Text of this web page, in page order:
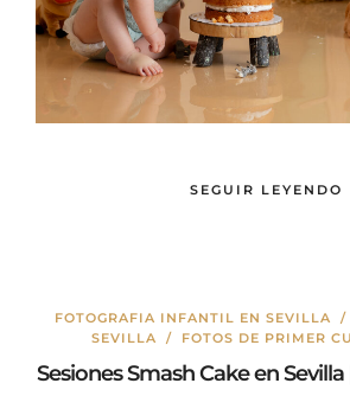
SEGUIR LEYENDO
FOTOGRAFIA INFANTIL EN SEVILLA /
SEVILLA / FOTOS DE PRIMER
Sesiones Smash Cake en